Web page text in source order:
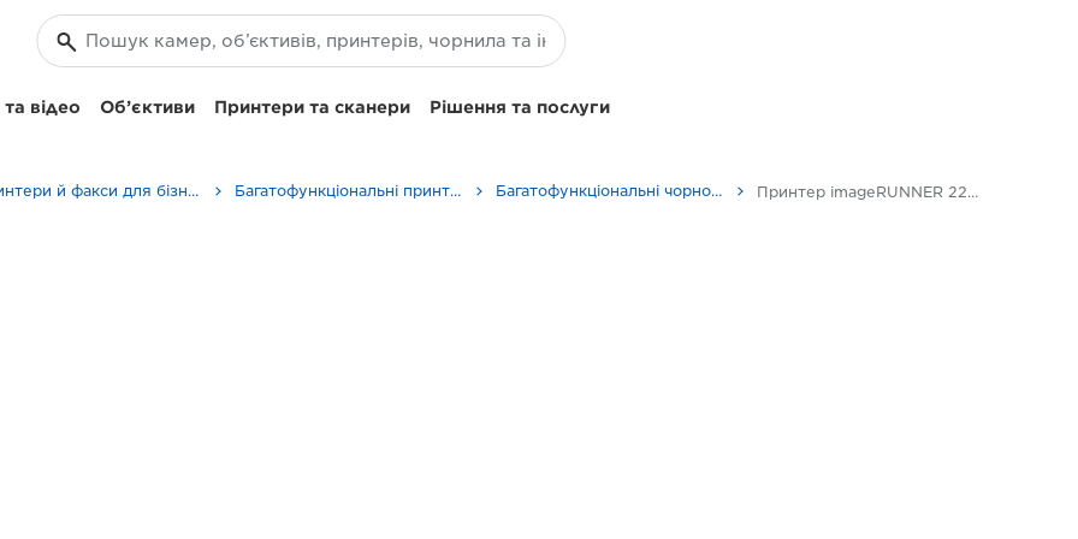
відео Об’єктиви Принтери та сканери Рішення та послуги
Принтери й факси для бізнесу Багатофункціональні принтери — універсальні принтери Багатофункціональні чорно-білі принтери Принтер imageRUNNER 2206N формату A3